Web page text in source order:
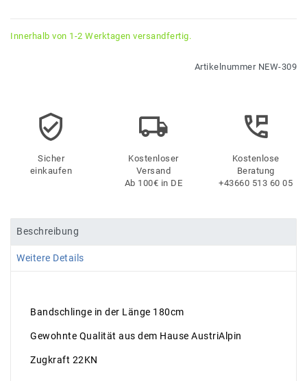
Innerhalb von 1-2 Werktagen versandfertig.
Artikelnummer NEW-309
Sicher
einkaufen
Kostenloser
Versand
Ab 100€ in DE
Kostenlose
Beratung
+43660 513 60 05
Beschreibung
Weitere Details
Bandschlinge in der Länge 180cm
Gewohnte Qualität aus dem Hause AustriAlpin
Zugkraft 22KN